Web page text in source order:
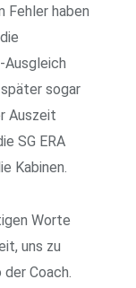
Fehler haben
Ausgleich
sogar
Auszeit
SG ERA
Kabinen.
Worte
uns zu
der Coach.